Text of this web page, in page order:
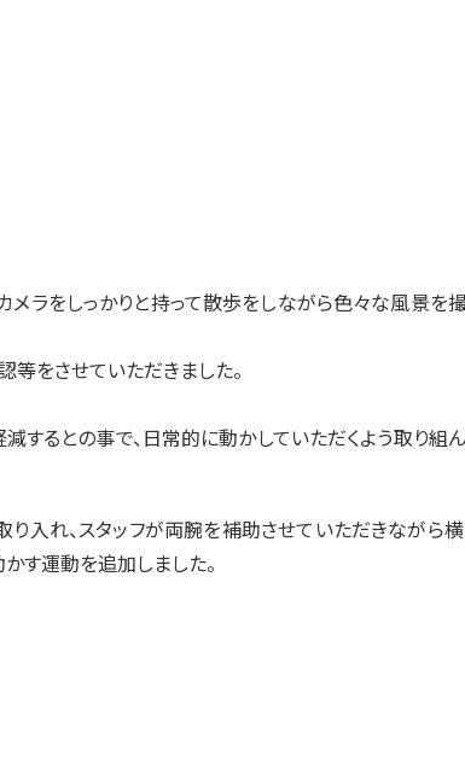
メラをしっかりと持って散歩をしながら色々な風景を
等をさせていただきました。
するとの事で、日常的に動かしていただくよう取り組
入れ、スタッフが両腕を補助させていただきながら
す運動を追加しました。